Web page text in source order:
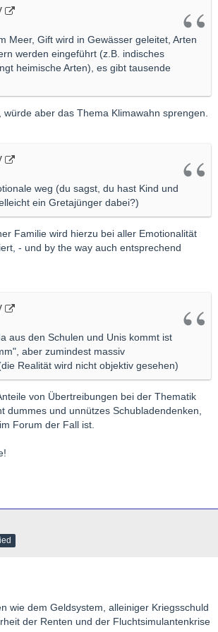
Meer, Gift wird in Gewässer geleitet, Arten
werden eingeführt (z.B. indisches
heimische Arten), es gibt tausende
aber das Thema Klimawahn sprengen.
weg (du sagst, du hast Kind und
ein Gretajünger dabei?)
Familie wird hierzu bei aller Emotionalität
- und by the way auch entsprechend
aus den Schulen und Unis kommt ist
aber zumindest massiv
Realität wird nicht objektiv gesehen)
von Übertreibungen bei der Thematik
dummes und unnützes Schubladendenken,
Forum der Fall ist.
wie dem Geldsystem, alleiniger Kriegsschuld
der Renten und der Fluchtsimulantenkrise